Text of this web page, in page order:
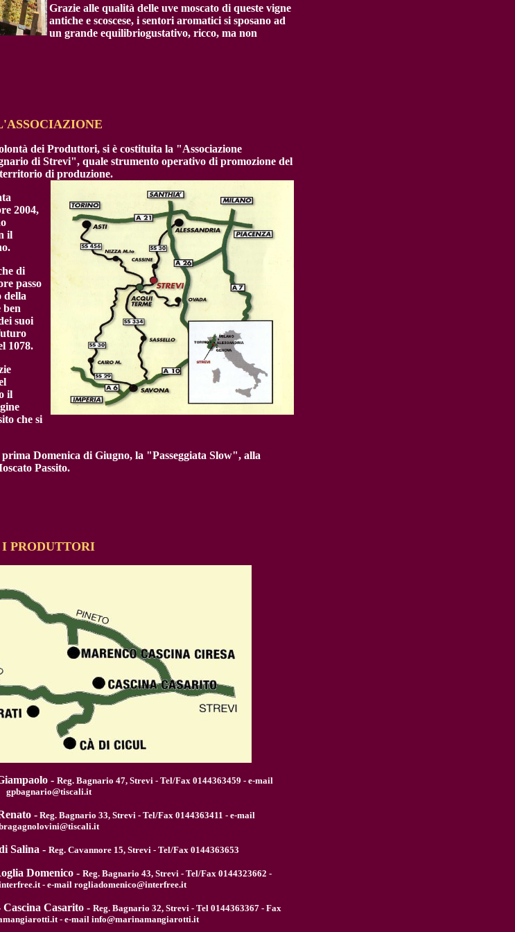
Grazie alle qualità delle uve moscato di queste vigne
antiche e scoscese, i sentori aromatici si sposano ad
un grande equilibriogustativo, ricco, ma non
dei Produttori, si è costituita la "Associazione
di Strevi", quale strumento operativo di promozione del
di produzione.
2004,
il
di
passo
della
ben
suoi
1078.
il
che si
Domenica di Giugno, la "Passeggiata Slow", alla
Passito.
I PRODUTTORI
- Reg. Bagnario 47, Strevi - Tel/Fax 0144363459 - e-mail
gpbagnario@tiscali.it
- Reg. Bagnario 33, Strevi - Tel/Fax 0144363411 - e-mail
Salina - Reg. Cavannore 15, Strevi - Tel/Fax 0144363653
Domenico - Reg. Bagnario 43, Strevi - Tel/Fax 0144323662 -
- e-mail rogliadomenico@interfree.it
Casarito - Reg. Bagnario 32, Strevi - Tel 0144363367 - Fax
- e-mail info@marinamangiarotti.it